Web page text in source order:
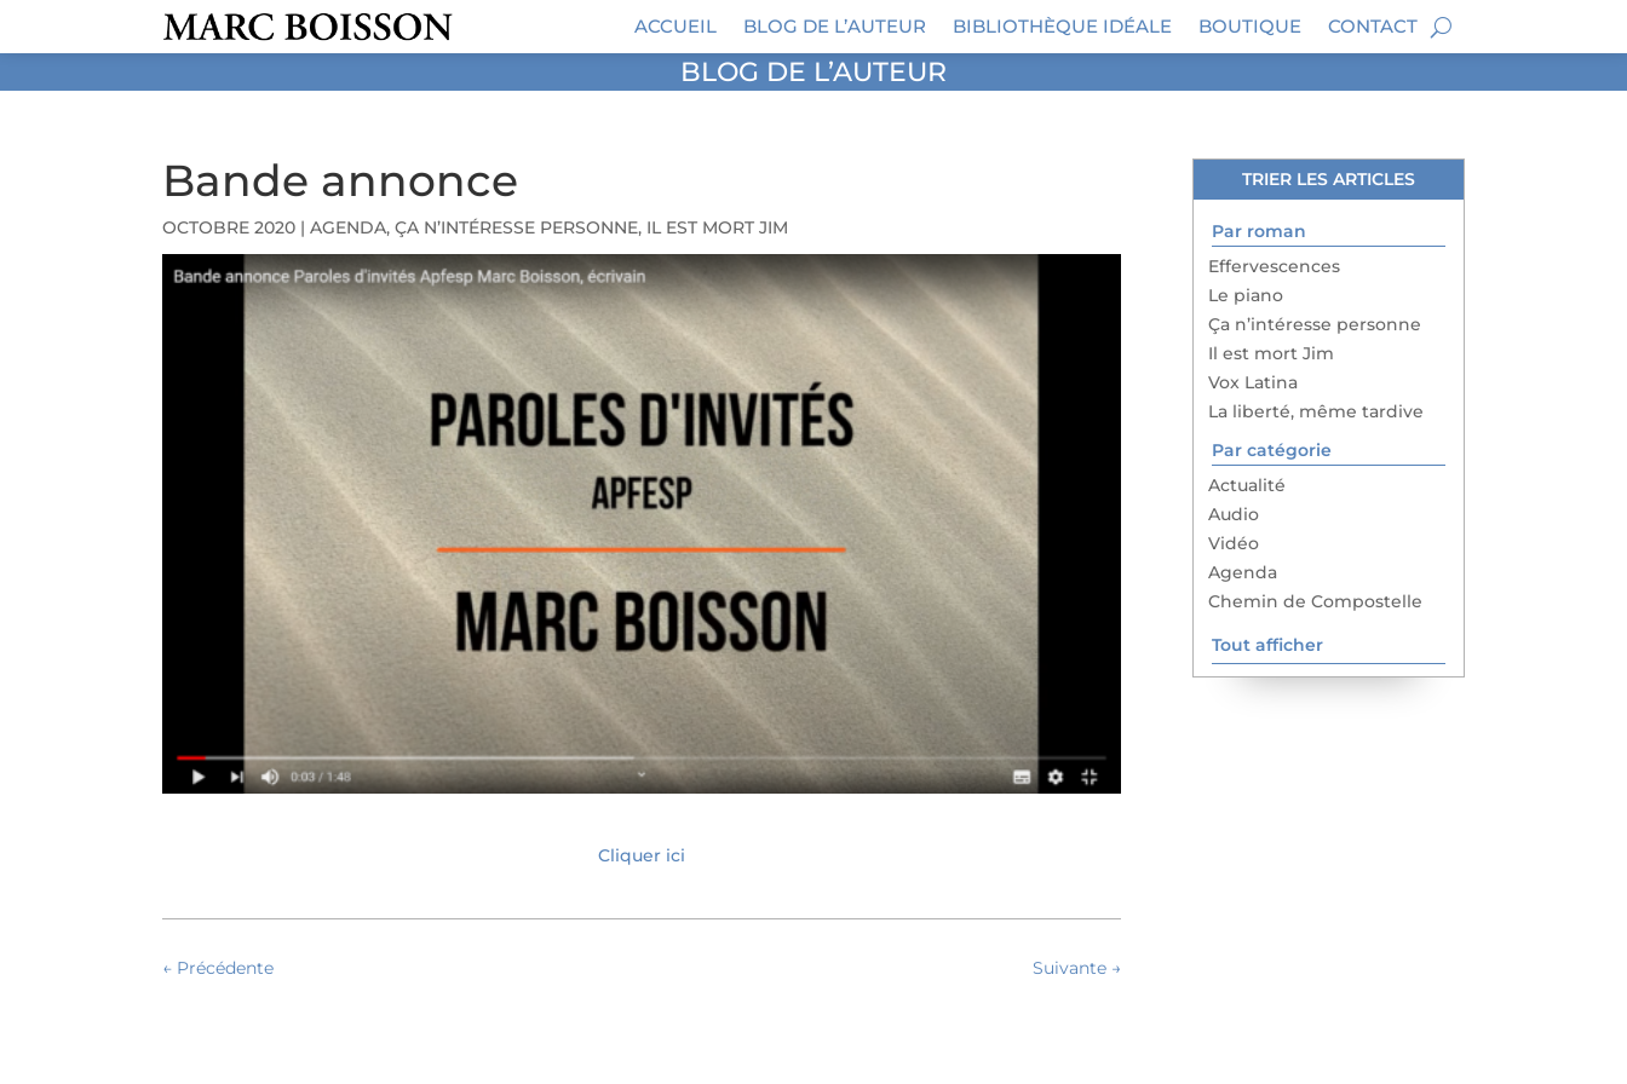
ACCUEIL BLOG DE L’AUTEUR BIBLIOTHÈQUE IDÉALE BOUTIQUE CONTACT
BLOG DE L’AUTEUR
Bande annonce
OCTOBRE 2020 |AGENDA,ÇA N’INTÉRESSE PERSONNE, IL EST MORT JIM
Cliquer ici
← Précédente Suivante →
TRIER LES ARTICLES
Par roman
Effervescences
Le piano
Ça n’intéresse personne
Il est mort Jim
Vox Latina
La liberté, même tardive
Par catégorie
Actualité
Audio
Vidéo
Agenda
Chemin de Compostelle
Tout afficher